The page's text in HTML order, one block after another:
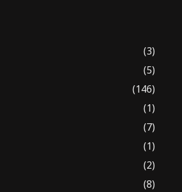
(3)
(5)
(146)
(1)
(7)
(1)
(2)
(8)